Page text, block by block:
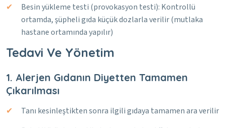
Besin yükleme testi (provokasyon testi): Kontrollü
ortamda, şüpheli gıda küçük dozlarla verilir (mutlaka
hastane ortamında yapılır)
Tedavi Ve Yönetim
1. Alerjen Gıdanın Diyetten Tamamen
Çıkarılması
Tanı kesinleştikten sonra ilgili gıdaya tamamen ara verilir